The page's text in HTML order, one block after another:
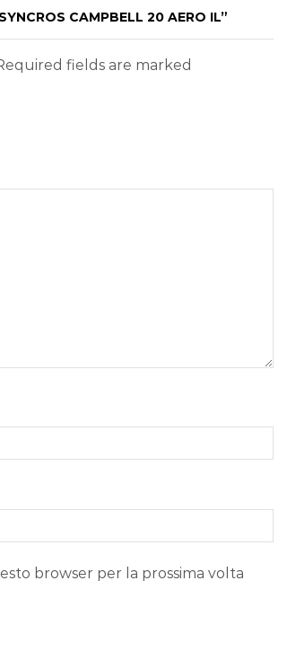
CAMPBELL 20 AERO IL”
fields are marked
browser per la prossima volta